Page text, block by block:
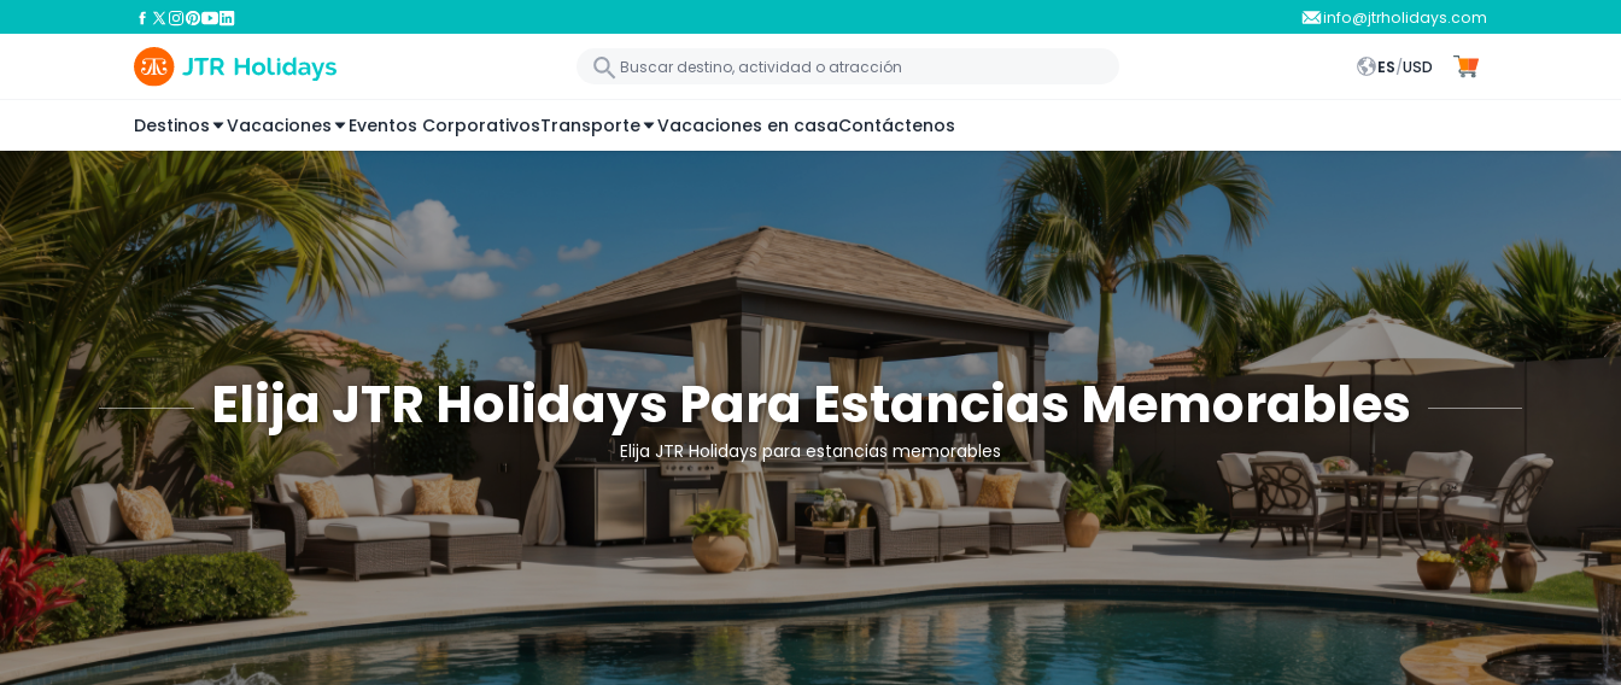
info@jtrholidays.com
ES/USD
Destinos Vacaciones Eventos CorporativosTransporte Vacaciones en casaContáctenos
Elija JTR Holidays Para Estancias Memorables
Elija JTR Holidays para estancias memorables